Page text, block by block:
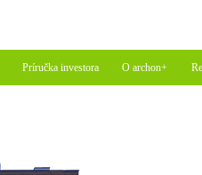
Príručka investora O archon+